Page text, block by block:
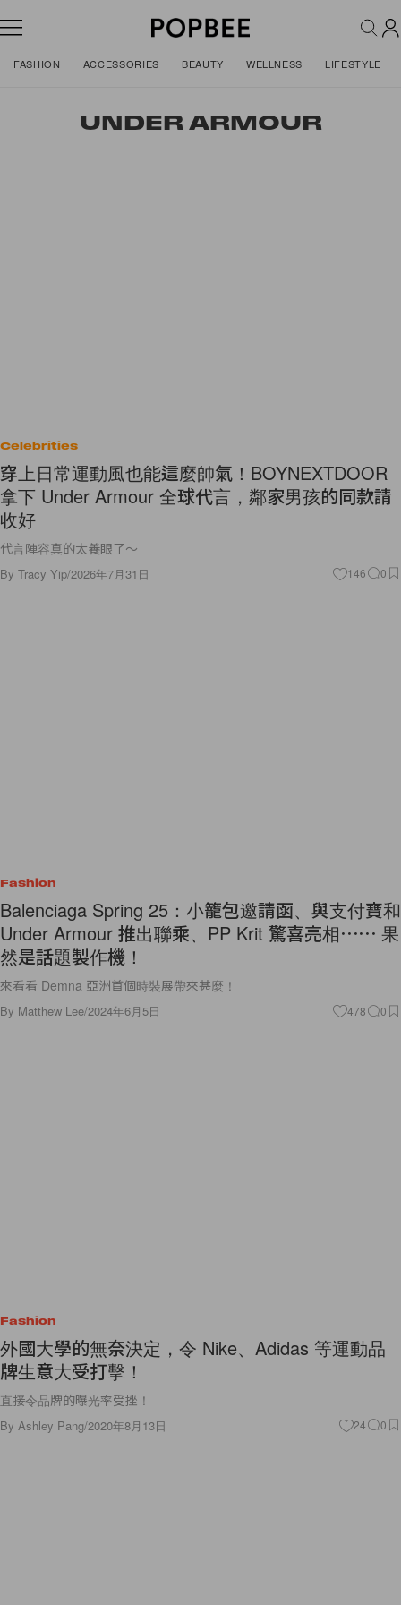
FASHION ACCESSORIES BEAUTY WELLNESS LIFESTYLE
UNDER ARMOUR
Celebrities
穿上日常運動風也能這麼帥氣！BOYNEXTDOOR
拿下 Under Armour 全球代言，鄰家男孩的同款請
收好
代言陣容真的太養眼了～
By Tracy Yip/2026年7月31日 146 0
Fashion
Balenciaga Spring 25：小籠包邀請函、與支付寶和
Under Armour 推出聯乘、PP Krit 驚喜亮相⋯⋯ 果
然是話題製作機！
來看看 Demna 亞洲首個時裝展帶來甚麼！
By Matthew Lee/2024年6月5日 478 0
Fashion
外國大學的無奈決定，令 Nike、Adidas 等運動品
牌生意大受打擊！
直接令品牌的曝光率受挫！
By Ashley Pang/2020年8月13日 24 0